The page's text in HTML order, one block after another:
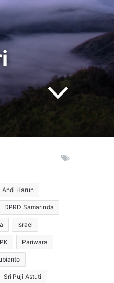
Andi Harun
DPRD Samarinda
Israel
Pariwara
Sri Puji Astuti